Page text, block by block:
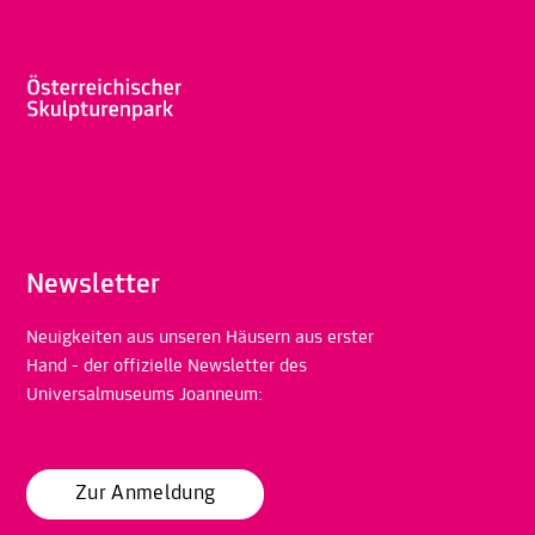
Newsletter
Neuigkeiten aus unseren Häusern aus erster
Hand - der offizielle Newsletter des
Universalmuseums Joanneum:
Zur Anmeldung